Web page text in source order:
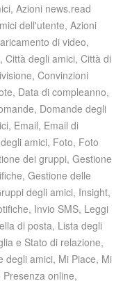
Azioni news.read
dell'utente, Azioni
di video,
Città degli amici, Città di
Convinzioni
Data di compleanno,
Domande degli
Email, Email di
amici, Foto, Foto
dei gruppi, Gestione
Gestione delle
degli amici, Insight,
Invio SMS, Leggi
di posta, Lista degli
e Stato di relazione,
degli amici, Mi Piace, Mi
online,